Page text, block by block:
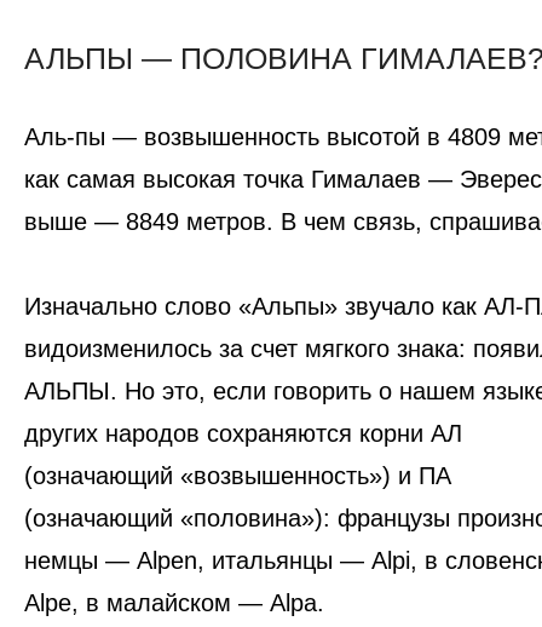
АЛЬПЫ — ПОЛОВИНА
Аль-пы — возвышенность высотой в 4809
как самая высокая точка Гималаев —
выше — 8849 метров. В чем связь,
Изначально слово «Альпы» звучало как АЛ-
видоизменилось за счет мягкого знака:
АЛЬПЫ. Но это, если говорить о нашем
других народов сохраняются корни АЛ
(означающий «возвышенность») и ПА
(означающий «половина»): французы
немцы — Alpen, итальянцы — Alpi, в
Alpe, в малайском — Alpa.